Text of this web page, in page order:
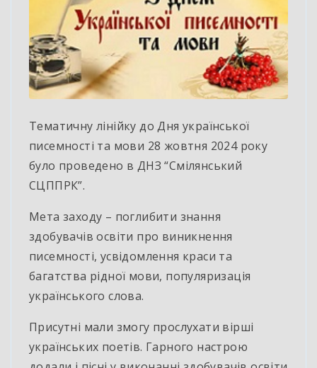
Тематичну лінійку до Дня української
писемності та мови 28 жовтня 2024 року
було проведено в ДНЗ “Смілянський
СЦППРК”.
Мета заходу – поглибити знання
здобувачів освіти про виникнення
писемності, усвідомлення краси та
багатства рідної мови, популяризація
українського слова.
Присутні мали змогу прослухати вірші
українських поетів. Гарного настрою